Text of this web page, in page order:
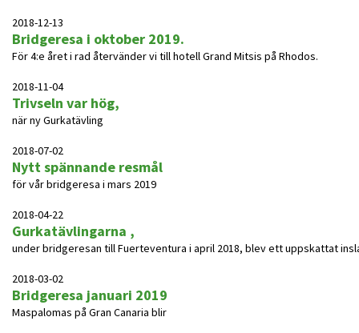
2018-12-13
Bridgeresa i oktober 2019.
För 4:e året i rad återvänder vi till hotell Grand Mitsis på Rhodos.
2018-11-04
Trivseln var hög,
när ny Gurkatävling
2018-07-02
Nytt spännande resmål
för vår bridgeresa i mars 2019
2018-04-22
Gurkatävlingarna ,
under bridgeresan till Fuerteventura i april 2018, blev ett uppskattat
2018-03-02
Bridgeresa januari 2019
Maspalomas på Gran Canaria blir